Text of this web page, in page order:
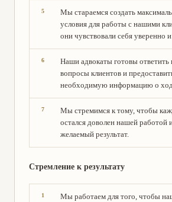
Мы стараемся создать
условия для работы с нашими
они чувствовали себя уверенно
Наши адвокаты готовы
вопросы клиентов и
необходимую информацию о
Мы стремимся к тому, чтобы
остался доволен нашей работой
желаемый результат.
Стремление к результату
Мы работаем для того, чтобы